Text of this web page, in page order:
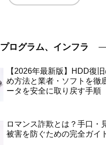
プログラム、インフラ
【2026年最新版】HDD復
め方法と業者・ソフトを徹
ータを安全に取り戻す手順
ロマンス詐欺とは？手口・
被害を防ぐための完全ガイ